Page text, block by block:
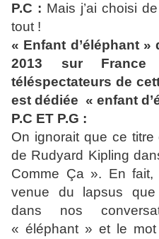
P.C : Mais j’ai choisi
tout !
« Enfant d’éléphant
2013 sur
téléspectateurs de
est dédiée « enfant
P.C ET P.G :
On ignorait que ce titre
de Rudyard Kipling
Comme Ça ». En fait,
venue du lapsus
dans nos
« éléphant » et le